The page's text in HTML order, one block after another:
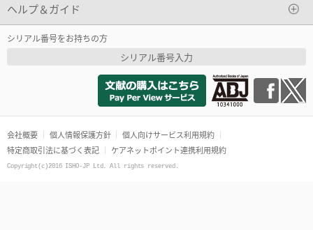
ヘルプ＆ガイド
シリアル番号をお持ちの方
シリアル番号入力
会社概要 個人情報保護方針
個人向けサービス利用規約
特定商取引法に基づく表記
ケアネットポイント連携利用規約
Copyright(c)2016 ISHO-JP Ltd. All rights reserved.